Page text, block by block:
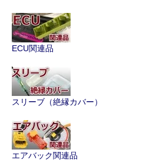
ECU関連品
スリーブ（絶縁カバー）
エアバック関連品